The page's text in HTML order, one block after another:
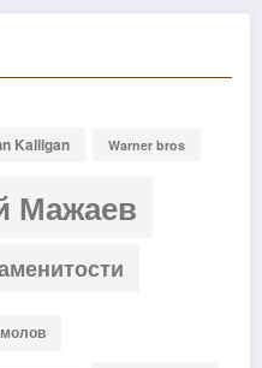
Kalligan Warner bros
Мажаев